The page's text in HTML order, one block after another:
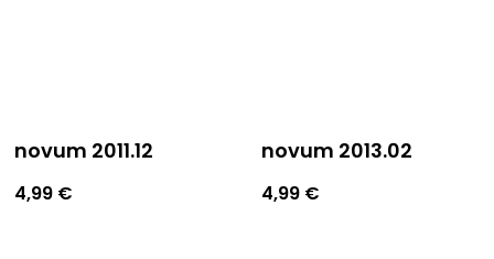
novum 2011.12
4,99 €
novum 2013.02
4,99 €